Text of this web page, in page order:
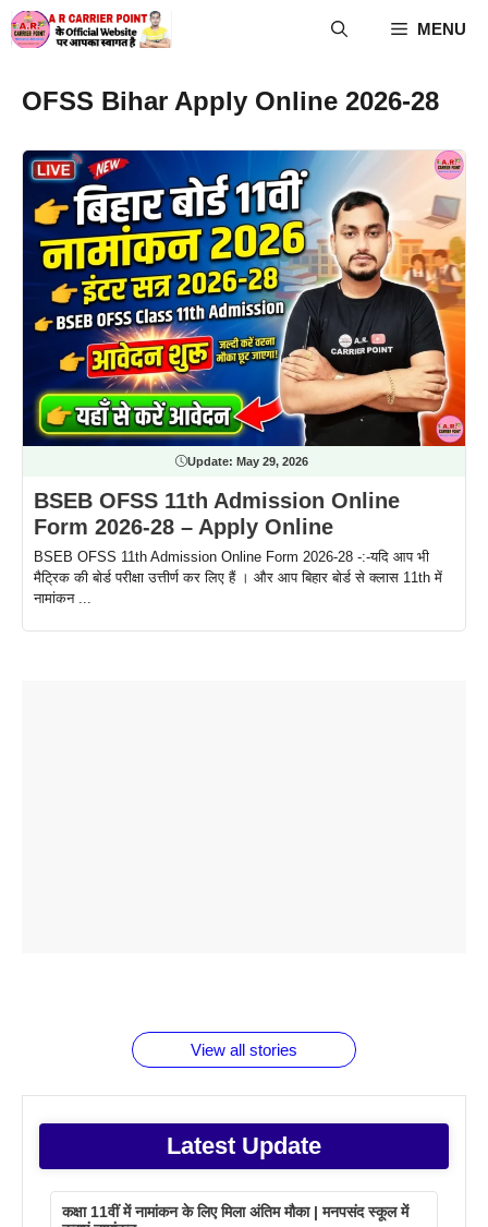
Skip
to
MENU
OFSS Bihar Apply Online 2026-28
Update: May 29, 2026
BSEB OFSS 11th Admission Online
Form 2026-28 – Apply Online
BSEB OFSS 11th Admission Online Form 2026-28 -:-यदि आप भी
मैट्रिक की बोर्ड परीक्षा उत्तीर्ण कर लिए हैं । और आप बिहार बोर्ड से क्लास 11th में
नामांकन ...
View all stories
Latest Update
कक्षा 11वीं में नामांकन के लिए मिला अंतिम मौका | मनपसंद स्कूल में